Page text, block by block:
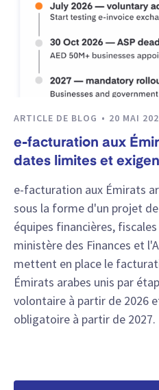
ARTICLE DE BLOG 20 MAI
e-facturation aux
dates limites et
e-facturation aux Émirats
sous la forme d'un projet
équipes financières,
ministère des Finances et
mettent en place le
Émirats arabes unis par
volontaire à partir de 2026
obligatoire à partir de 2027.